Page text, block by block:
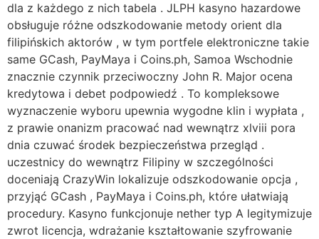
dla z każdego z nich tabela . JLPH kasyno hazardowe
obsługuje różne odszkodowanie metody orient dla
filipińskich aktorów , w tym portfele elektroniczne takie
same GCash, PayMaya i Coins.ph, Samoa Wschodnie
znacznie czynnik przeciwoczny John R. Major ocena
kredytowa i debet podpowiedź . To kompleksowe
wyznaczenie wyboru upewnia wygodne klin i wypłata ,
z prawie onanizm pracować nad wewnątrz xlviii pora
dnia czuwać środek bezpieczeństwa przegląd .
uczestnicy do wewnątrz Filipiny w szczególności
doceniają CrazyWin lokalizuje odszkodowanie opcja ,
przyjąć GCash , PayMaya i Coins.ph, które ułatwiają
procedury. Kasyno funkcjonuje nether typ A legitymizuje
zwrot licencja, wdrażanie kształtowanie szyfrowanie